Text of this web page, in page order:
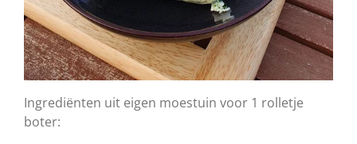
Ingrediënten uit eigen moestuin voor 1 rolletje
boter: